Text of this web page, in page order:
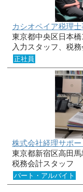
カシオペイア税理
東京都中央区日本
入力スタッフ、税
正社員
株式会社経理サポ
東京都新宿区高田
税務会計スタッフ
パート・アルバイト